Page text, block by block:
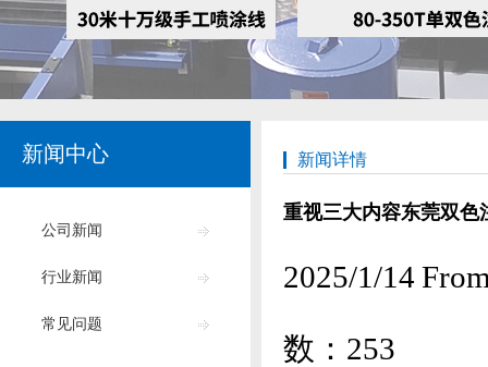
新闻中心
公司新闻
行业新闻
常见问题
新闻详情
重视三大内容东莞双色
2025/1/14
数： 253